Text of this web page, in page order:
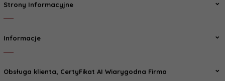
Strony Informacyjne
Informacje
Obsługa klienta, CertyFikat AI Wiarygodna Firma